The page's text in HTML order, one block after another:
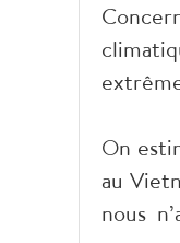
On
au
nous